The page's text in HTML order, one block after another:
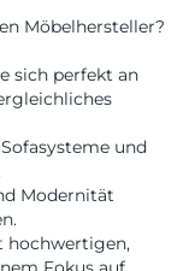
Möbelhersteller?
sich perfekt an
und
Modernität
hochwertigen,